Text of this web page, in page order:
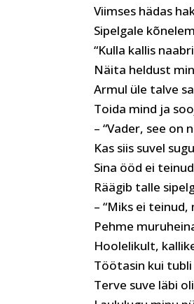
Viimses hädas
Sipelgale
“Kulla kallis
Näita heldust
Armul üle talve sa
Toida mind ja
– “Vader, see on
Kas siis suvel
Sina ööd ei
Räägib talle
– “Miks ei teinud,
Pehme
Hoolelikult,
Töötasin kui tubli
Terve suve läbi oli